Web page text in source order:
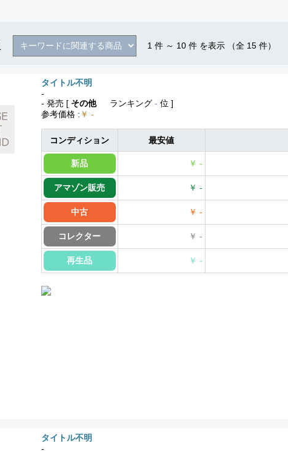
1 件 ～ 10 件 を表示 （全 15 件）
タイトル不明
-
- 発売 [ その他 ランキング - 位 ]
参考価格 : ￥ -
コンディション 最安値
新品 ￥ -
アマゾン販売 ￥ -
中古 ￥ -
コレクター ￥ -
再生品 ￥ -
タイトル不明
-